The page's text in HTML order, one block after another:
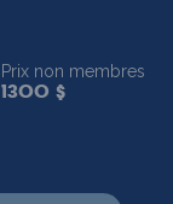
Prix non membres
1300 $